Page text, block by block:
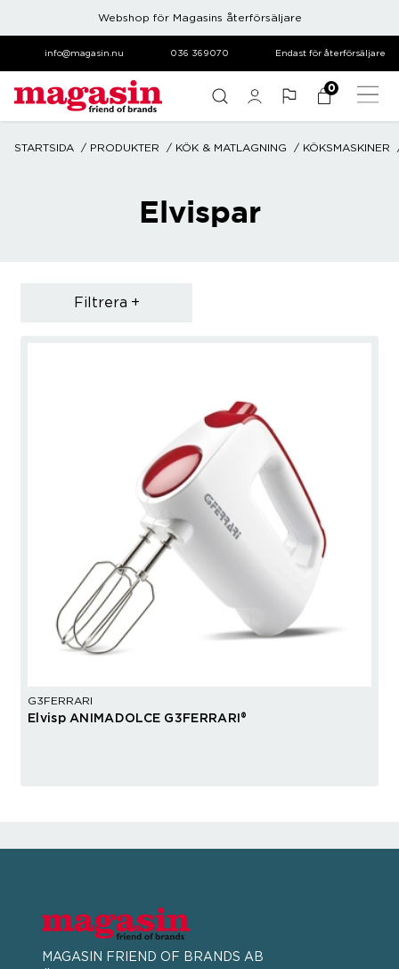
Webshop för Magasins återförsäljare
info@magasin.nu 036 369070 Endast för återförsäljare
0
STARTSIDA PRODUKTER KÖK & MATLAGNING KÖKSMASKINER
Elvispar
Filtrera
G3FERRARI
Elvisp ANIMADOLCE G3FERRARI®
MAGASIN FRIEND OF BRANDS AB